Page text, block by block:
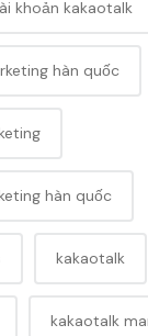
khoản kakaotalk
hàn quốc
hàn quốc
kakaotalk
kakaotalk